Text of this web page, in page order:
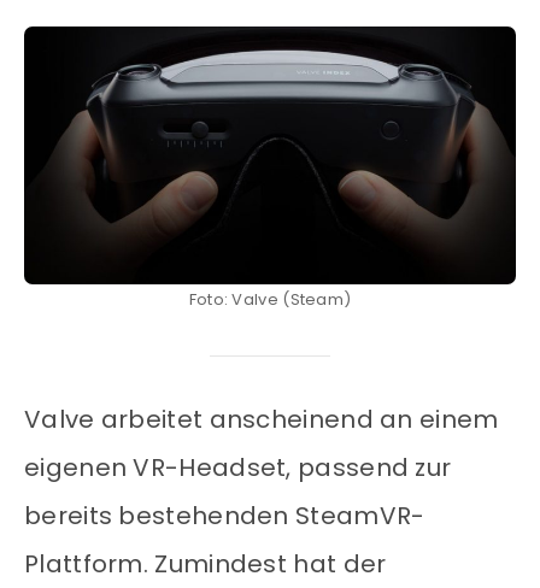
Foto: Valve (Steam)
Valve arbeitet anscheinend an einem
eigenen VR-Headset, passend zur
bereits bestehenden SteamVR-
Plattform. Zumindest hat der